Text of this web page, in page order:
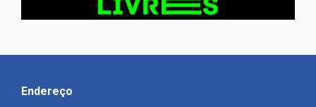
Endereço